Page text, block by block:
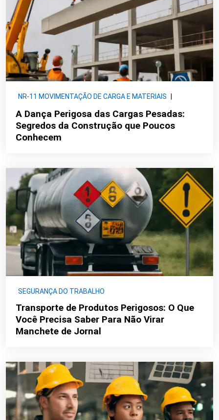
NR-11 MOVIMENTAÇÃO DE CARGA E MATERIAIS
A Dança Perigosa das Cargas Pesadas:
Segredos da Construção que Poucos
Conhecem
SEGURANÇA DO TRABALHO
Transporte de Produtos Perigosos: O Que
Você Precisa Saber Para Não Virar
Manchete de Jornal